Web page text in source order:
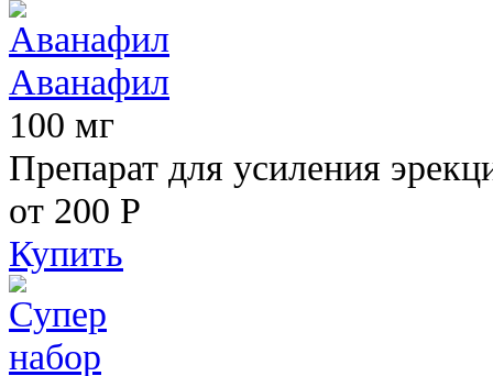
Аванафил
100 мг
Препарат для усиления
от 200 Р
Купить